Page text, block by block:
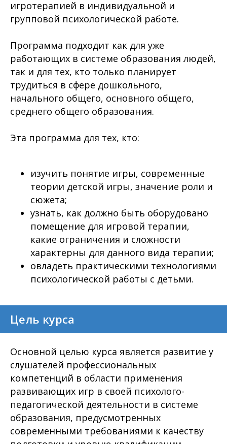
игротерапией в индивидуальной и
групповой психологической работе.
Программа подходит как для уже
работающих в системе образования людей,
так и для тех, кто только планирует
трудиться в сфере дошкольного,
начального общего, основного общего,
среднего общего образования.
Эта программа для тех, кто:
изучить понятие игры, современные
теории детской игры, значение роли и
сюжета;
узнать, как должно быть оборудовано
помещение для игровой терапии,
какие ограничения и сложности
характерны для данного вида терапии;
овладеть практическими технологиями
психологической работы с детьми.
Цель курса
Основной целью курса является развитие у
слушателей профессиональных
компетенций в области применения
развивающих игр в своей психолого-
педагогической деятельности в системе
образования, предусмотренных
современными требованиями к качеству